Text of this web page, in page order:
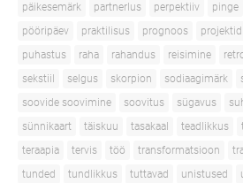
päikesemärk
partnerlus perpektiiv pinge
pööripäev
praktilisus prognoos projektid
puhastus
raha rahandus reisimine
sekstiil
selgus skorpion sodiaagimärk
soovide soovimine
soovitus sügavus
sünnikaart
täiskuu tasakaal teadlikkus
teraapia
tervis töö transformatsioon
tunded
tundlikkus tuttavad unistused